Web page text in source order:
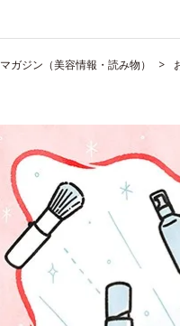
マガジン（美容情報・読み物）